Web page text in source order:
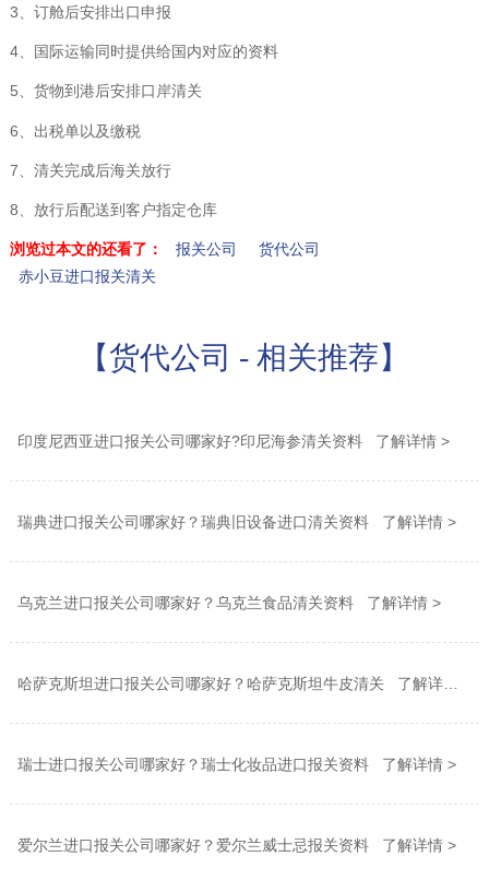
3、订舱后安排出口申报
4、国际运输同时提供给国内对应的资料
5、货物到港后安排口岸清关
6、出税单以及缴税
7、清关完成后海关放行
8、放行后配送到客户指定仓库
浏览过本文的还看了： 报关公司
货代公司
赤小豆进口报关清关
【货代公司 - 相关推荐】
印度尼西亚进口报关公司哪家好?印尼海参清关资料 了解详情 >
瑞典进口报关公司哪家好？瑞典旧设备进口清关资料 了解详情 >
乌克兰进口报关公司哪家好？乌克兰食品清关资料 了解详情 >
哈萨克斯坦进口报关公司哪家好？哈萨克斯坦牛皮清关 了解详情 >
瑞士进口报关公司哪家好？瑞士化妆品进口报关资料 了解详情 >
爱尔兰进口报关公司哪家好？爱尔兰威士忌报关资料 了解详情 >